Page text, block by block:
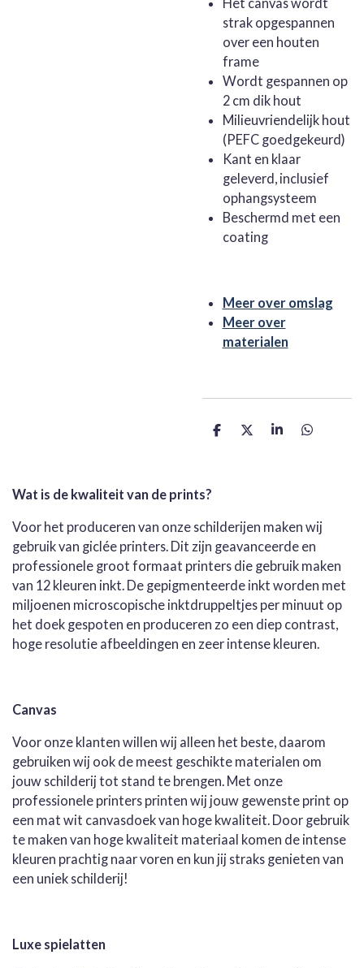
Het canvas wordt
strak opgespannen
over een houten
frame
Wordt gespannen op
2 cm dik hout
Milieuvriendelijk hout
(PEFC goedgekeurd)
Kant en klaar
geleverd, inclusief
ophangsysteem
Beschermd met een
coating
Meer over omslag
Meer over
materialen
D
D
S
D
Wat is de kwaliteit van de prints?
Voor het produceren van onze schilderijen maken wij
gebruik van giclée printers. Dit zijn geavanceerde en
professionele groot formaat printers die gebruik maken
van 12 kleuren inkt. De gepigmenteerde inkt worden met
miljoenen microscopische inktdruppeltjes per minuut op
het doek gespoten en produceren zo een diep contrast,
hoge resolutie afbeeldingen en zeer intense kleuren.
Canvas
Voor onze klanten willen wij alleen het beste, daarom
gebruiken wij ook de meest geschikte materialen om
jouw schilderij tot stand te brengen. Met onze
professionele printers printen wij jouw gewenste print op
een mat wit canvasdoek van hoge kwaliteit. Door gebruik
te maken van hoge kwaliteit materiaal komen de intense
kleuren prachtig naar voren en kun jij straks genieten van
een uniek schilderij!
Luxe spielatten